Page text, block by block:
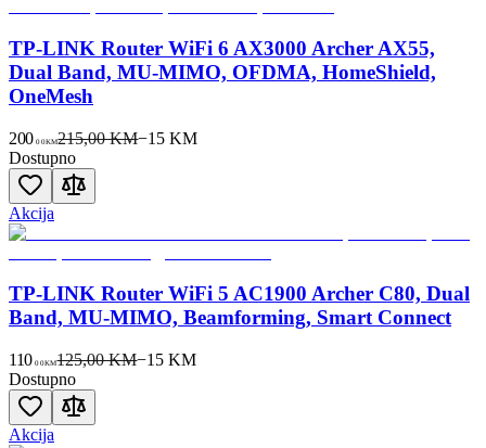
TP-LINK Router WiFi 6 AX3000 Archer AX55,
Dual Band, MU-MIMO, OFDMA, HomeShield,
OneMesh
200 00KM215,00 KM−15 KM
Dostupno
Akcija
TP-LINK Router WiFi 5 AC1900 Archer C80, Dual
Band, MU-MIMO, Beamforming, Smart Connect
110 00KM125,00 KM−15 KM
Dostupno
Akcija